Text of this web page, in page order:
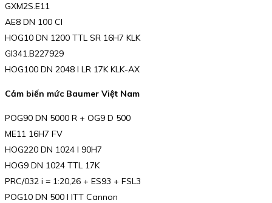
GXM2S.E11
AE8 DN 100 CI
HOG10 DN 1200 TTL SR 16H7 KLK
GI341.B227929
HOG100 DN 2048 I LR 17K KLK-AX
Cảm biến mức Baumer Việt Nam
POG90 DN 5000 R + OG9 D 500
ME11 16H7 FV
HOG220 DN 1024 I 90H7
HOG9 DN 1024 TTL 17K
PRC/032 i = 1:20,26 + ES93 + FSL3
POG10 DN 500 I ITT Cannon